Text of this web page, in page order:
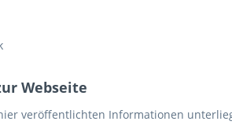
Webseite
veröffentlichten Informationen